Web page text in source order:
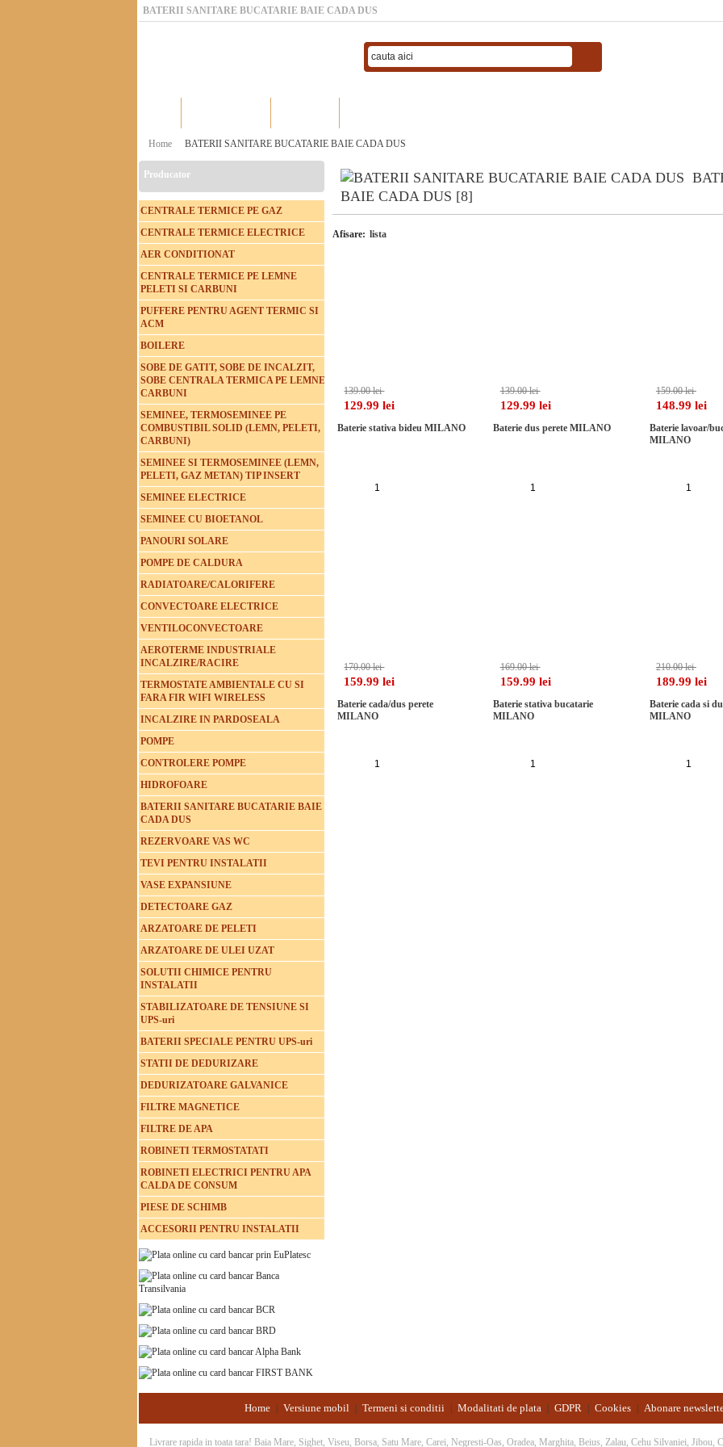
BATERII SANITARE BUCATARIE BAIE CADA DUS
Home BATERII SANITARE BUCATARIE BAIE CADA DUS
Producator
CENTRALE TERMICE PE GAZ
CENTRALE TERMICE ELECTRICE
AER CONDITIONAT
CENTRALE TERMICE PE LEMNE
PELETI SI CARBUNI
PUFFERE PENTRU AGENT TERMIC SI
ACM
BOILERE
SOBE DE GATIT, SOBE DE INCALZIT,
SOBE CENTRALA TERMICA PE LEMNE
CARBUNI
SEMINEE, TERMOSEMINEE PE
COMBUSTIBIL SOLID (LEMN, PELETI,
CARBUNI)
SEMINEE SI TERMOSEMINEE (LEMN,
PELETI, GAZ METAN) TIP INSERT
SEMINEE ELECTRICE
SEMINEE CU BIOETANOL
PANOURI SOLARE
POMPE DE CALDURA
RADIATOARE/CALORIFERE
CONVECTOARE ELECTRICE
VENTILOCONVECTOARE
AEROTERME INDUSTRIALE
INCALZIRE/RACIRE
TERMOSTATE AMBIENTALE CU SI
FARA FIR WIFI WIRELESS
INCALZIRE IN PARDOSEALA
POMPE
CONTROLERE POMPE
HIDROFOARE
BATERII SANITARE BUCATARIE BAIE
CADA DUS
REZERVOARE VAS WC
TEVI PENTRU INSTALATII
VASE EXPANSIUNE
DETECTOARE GAZ
ARZATOARE DE PELETI
ARZATOARE DE ULEI UZAT
SOLUTII CHIMICE PENTRU
INSTALATII
STABILIZATOARE DE TENSIUNE SI
UPS-uri
BATERII SPECIALE PENTRU UPS-uri
STATII DE DEDURIZARE
DEDURIZATOARE GALVANICE
FILTRE MAGNETICE
FILTRE DE APA
ROBINETI TERMOSTATATI
ROBINETI ELECTRICI PENTRU APA
CALDA DE CONSUM
PIESE DE SCHIMB
ACCESORII PENTRU INSTALATII
BAIE CADA DUS [8]
Afisare: lista
139.00 lei
129.99 lei
Baterie stativa bideu MILANO
139.00 lei
129.99 lei
Baterie dus perete MILANO
159.00 lei
148.99 lei
Baterie lavoar/
MILANO
170.00 lei
159.99 lei
Baterie cada/dus perete
MILANO
169.00 lei
159.99 lei
Baterie stativa bucatarie
MILANO
210.00 lei
189.99 lei
Baterie cada si
MILANO
Home Versiune mobil Termeni si conditii Modalitati de plata GDPR Cookies Abonare
Livrare rapida in toata tara! Baia Mare, Sighet, Viseu, Borsa, Satu Mare, Carei, Negresti-Oas, Oradea, Marghita, Beius, Zalau, Cehu Silvaniei,